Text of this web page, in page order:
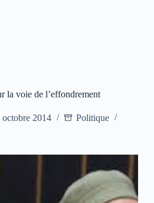
la voie de l’effondrement
octobre 2014
Politique